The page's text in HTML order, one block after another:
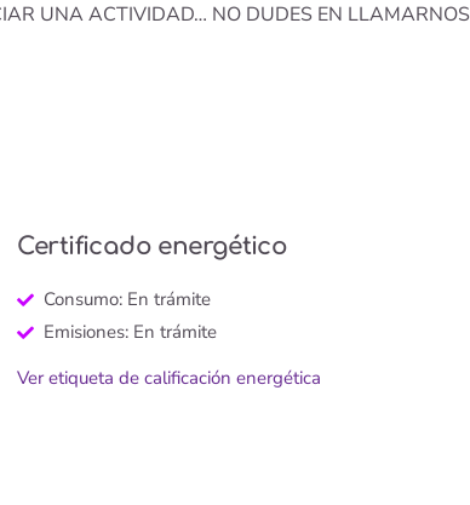
UNA ACTIVIDAD… NO DUDES EN LLAMARNOS
Certificado energético
Consumo: En trámite
Emisiones: En trámite
Ver etiqueta de calificación energética